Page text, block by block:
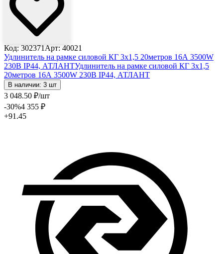
Код: 302371 Арт: 40021
Удлинитель на рамке силовой КГ 3х1,5 20метров 16А 3500W
230В IP44, АТЛАНТУдлинитель на рамке силовой КГ 3х1,5
20метров 16А 3500W 230В IP44, АТЛАНТ
В наличии: 3 шт
3 048.50 ₽/шт
-30%4 355 ₽
+91.45